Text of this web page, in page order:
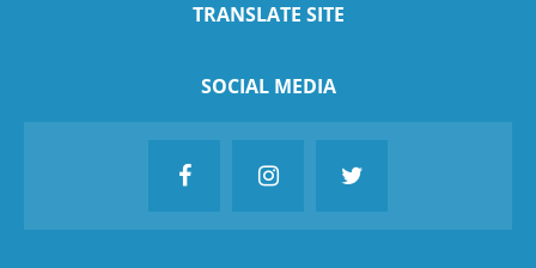
TRANSLATE SITE
SOCIAL MEDIA